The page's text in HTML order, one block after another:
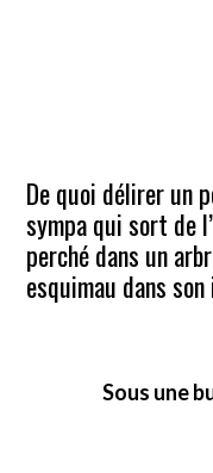
De quoi délirer un
sympa qui sort de
perché dans un
esquimau dans
Sous une